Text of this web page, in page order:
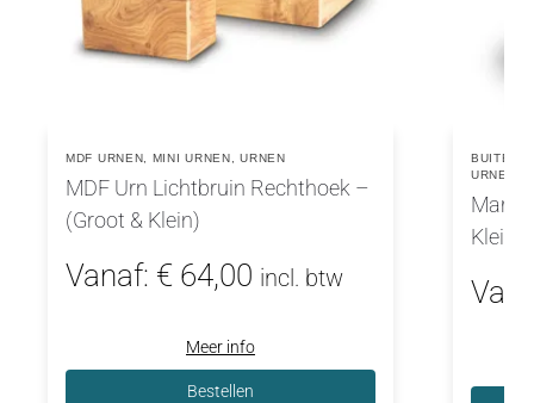
MDF URNEN MINI URNEN ,URNEN
MDF Urn Lichtbruin Rechthoek –
(Groot & Klein)
Vanaf: € 64,00 incl. btw
Meer info
Bestellen
URNEN
Klein)